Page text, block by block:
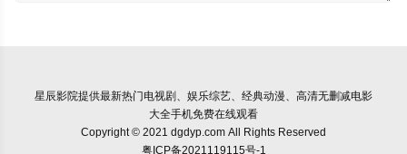
星辰影院提供最新热门电视剧、娱乐综艺、经典动漫、高清无删减电影
大全手机免费在线观看
Copyright © 2021 dgdyp.com All Rights Reserved
粤ICP备2021119115号-1